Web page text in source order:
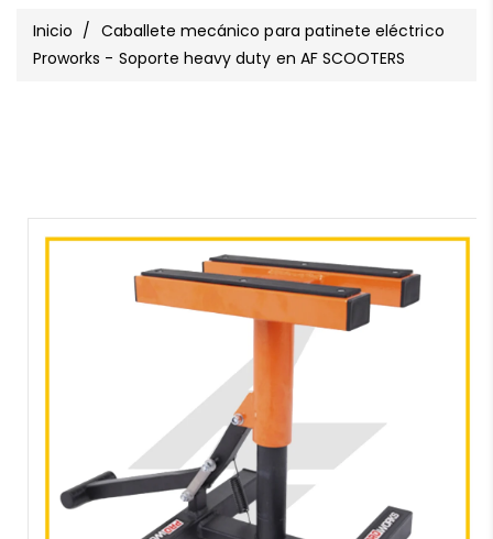
Inicio / Caballete mecánico para patinete eléctrico
Proworks - Soporte heavy duty en AF SCOOTERS